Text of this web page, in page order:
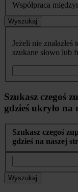
Współpraca
Wyszukaj
Jeżeli nie znalazłeś
szukane słowo lub
Szukasz czegoś
gdzieś ukryło na
Szukasz czegoś
gdzieś na naszej
Wyszukaj